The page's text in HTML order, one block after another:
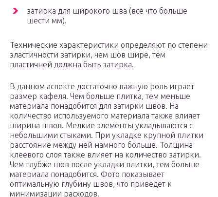
затирка для широкого шва (всё что больше
шести мм).
Технические характеристики определяют по степени
эластичности затирки, чем шов шире, тем
пластичней должна быть затирка.
В данном аспекте достаточно важную роль играет
размер кафеля. Чем больше плитка, тем меньше
материала понадобится для затирки швов. На
количество используемого материала также влияет
ширина швов. Мелкие элементы укладываются с
небольшими стыками. При укладке крупной плитки
расстояние между ней намного больше. Толщина
клеевого слоя также влияет на количество затирки.
Чем глубже шов после укладки плитки, тем больше
материала понадобится. Фото показывает
оптимальную глубину швов, что приведет к
минимизации расходов.